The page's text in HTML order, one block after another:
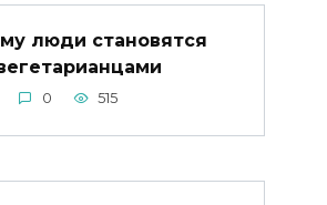
люди становятся
0 515